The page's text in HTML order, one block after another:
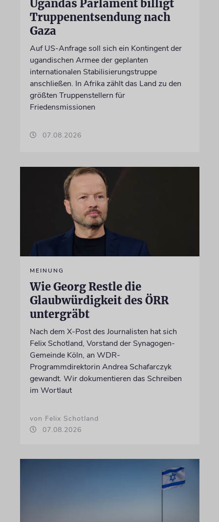
Ugandas Parlament billigt
Truppenentsendung nach
Gaza
Auf US-Anfrage soll sich ein Kontingent der
ugandischen Armee der geplanten
internationalen Stabilisierungstruppe
anschließen. In Afrika zählt das Land zu den
größten Truppenstellern für
Friedensmissionen
07.08.2026
MEINUNG
Wie Georg Restle die
Glaubwürdigkeit des ÖRR
untergräbt
Nach dem X-Post des Journalisten hat sich
Felix Schotland, Vorstand der Synagogen-
Gemeinde Köln, an WDR-
Programmdirektorin Andrea Schafarczyk
gewandt. Wir dokumentieren das Schreiben
im Wortlaut
von Felix Schotland
07.08.2026